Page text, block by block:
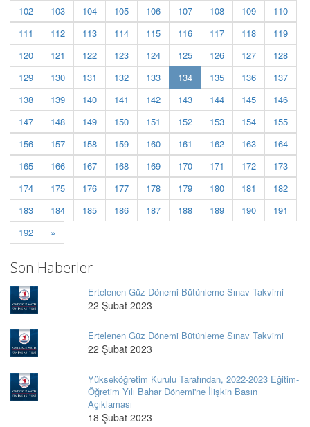
102
103 104 105 106 107 108 109
110
111
112 113 114 115 116 117 118
119
120
121 122 123 124 125 126 127
128
129
130 131 132 133 134(current)
135 136
137
138
139 140 141 142 143 144 145
146
147
148 149 150 151 152 153 154
155
156
157 158 159 160 161 162 163
164
165
166 167 168 169 170 171 172
173
174
175 176 177 178 179 180 181
182
183
184 185 186 187 188 189 190
191
192
»
Son Haberler
Ertelenen Güz Dönemi Bütünleme Sınav Takvimi
22 Şubat 2023
Ertelenen Güz Dönemi Bütünleme Sınav Takvimi
22 Şubat 2023
Yükseköğretim Kurulu Tarafından, 2022-2023 Eğitim-
Öğretim Yılı Bahar Dönemi'ne İlişkin Basın
Açıklaması
18 Şubat 2023